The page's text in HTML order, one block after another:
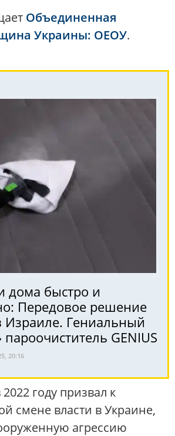
Объединенная
Украины: ОЕОУ.
дома быстро и
Передовое решение
Израиле. Гениальный
GENIUS
20:16
году призвал к
смене власти в Украине,
агрессию